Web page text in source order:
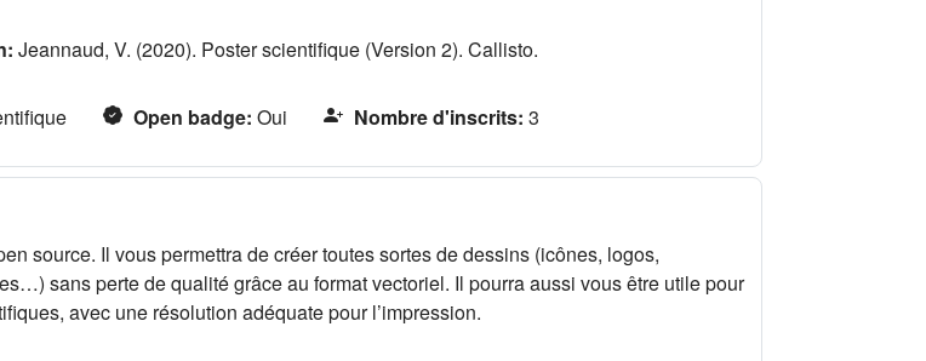
: Jeannaud, V. (2020). Poster scientifique (Version 2). Callisto.
Open badge: Oui Nombre d'inscrits: 3
source. Il vous permettra de créer toutes sortes de dessins (icônes, logos,
sans perte de qualité grâce au format vectoriel. Il pourra aussi vous être utile pour
avec une résolution adéquate pour l’impression.